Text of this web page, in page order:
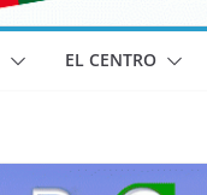
EL CENTRO